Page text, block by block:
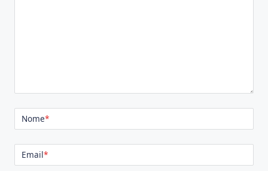
Nome*
Email*